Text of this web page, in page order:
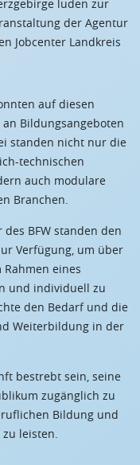
luden zur
der Agentur
Jobcenter Landkreis
auf diesen
Bildungsangeboten
standen nicht nur die
technischen
auch modulare
Branchen.
BFW standen den
Verfügung, um über
eines
und individuell zu
den Bedarf und die
Weiterbildung in der
bestrebt sein, seine
zugänglich zu
Bildung und
leisten.